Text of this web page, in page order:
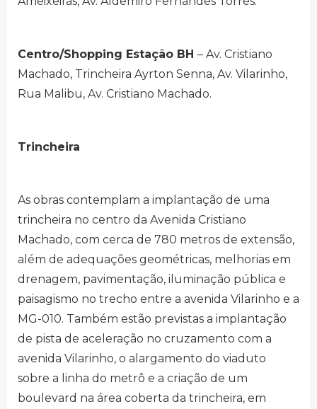
Centro/Shopping Estação BH – Av. Cristiano
Machado, Trincheira Ayrton Senna, Av. Vilarinho,
Rua Malibu, Av. Cristiano Machado.
Trincheira
As obras contemplam a implantação de uma
trincheira no centro da Avenida Cristiano
Machado, com cerca de 780 metros de extensão,
além de adequações geométricas, melhorias em
drenagem, pavimentação, iluminação pública e
paisagismo no trecho entre a avenida Vilarinho e a
MG-010. Também estão previstas a implantação
de pista de aceleração no cruzamento com a
avenida Vilarinho, o alargamento do viaduto
sobre a linha do metrô e a criação de um
boulevard na área coberta da trincheira, em